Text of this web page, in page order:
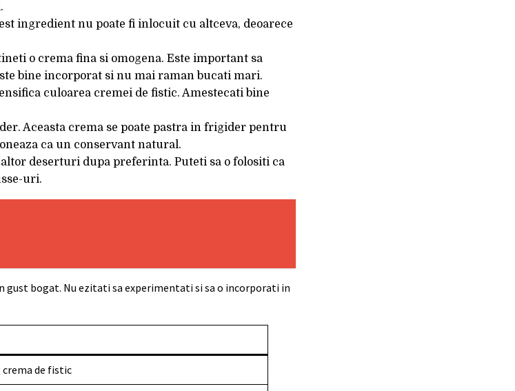
ingredient nu poate fi inlocuit cu altceva, deoarece
o crema fina si omogena. Este important sa
bine incorporat si nu mai raman bucati mari.
culoarea cremei de fistic. Amestecati bine
Aceasta crema se poate pastra in frigider pentru
ca un conservant natural.
deserturi dupa preferinta. Puteti sa o folositi ca
uri.
gust bogat. Nu ezitati sa experimentati si sa o incorporati in
crema de fistic